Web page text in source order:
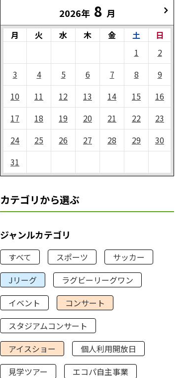
2026年 8 月
月 火 水 木 金 土
日
1
2
3
4 5 6 7 8
9
10
11 12 13 14 15
16
17
18 19 20 21 22
23
24
25 26 27 28 29
30
31
カテゴリから選ぶ
ジャンルカテゴリ
すべて スポーツ
サッカー
Jリーグ
ラグビーリーグワン
イベント
コンサート
スタジアムコンサート
アイスショー
個人利用開放日
見学ツアー
エコパ自主事業